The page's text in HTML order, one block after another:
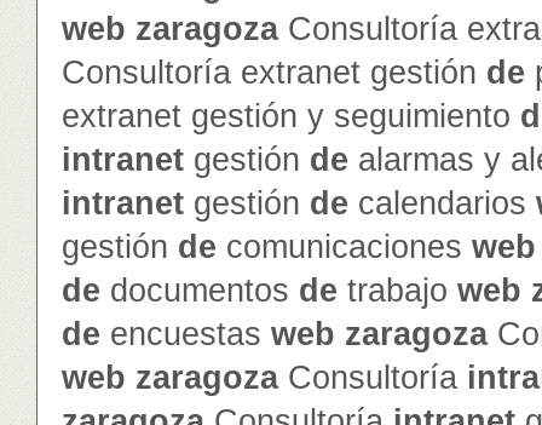
web zaragozaConsultoría
Consultoría extranet gestión de
extranet gestión y seguimiento
intranet gestión de alarmas y
intranet gestión de calendarios
gestión de comunicaciones web
de documentos de trabajo web
de encuestas web zaragoza
web zaragozaConsultoría